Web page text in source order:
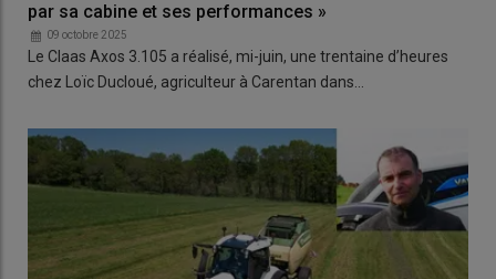
par sa cabine et ses performances »
09 octobre 2025
Le Claas Axos 3.105 a réalisé, mi-juin, une trentaine d’heures
chez Loïc Ducloué, agriculteur à Carentan dans…